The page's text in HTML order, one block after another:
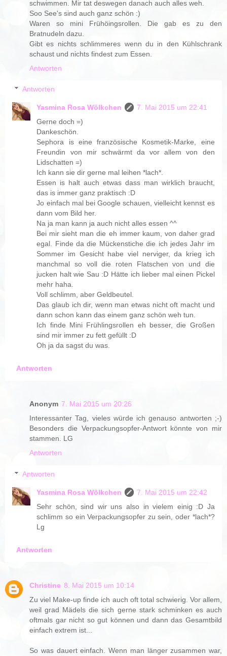
schwimmen. Mir tat deswegen danach auch alles weh.
Soo See's sind auch ganz schön :)
Waren so mini Frühöingsrollen. Die gab es zu den
Bratnudeln dazu.
Gibt es nichts schlimmeres wenn du in den Kühlschrank
schaust und nichts findest zum Essen.
Antworten
Antworten
Yasmina Rosa Wölkchen
7. Mai 2015 um 22:41
Gerne doch =)
Dankeschön.
Sephora is eine französische Kosmetik-Marke, eine
Freundin von mir schwärmt da vor allem von den
Lidschatten =)
Ich kann sie dir gerne mal leihen *lach*.
Essen is halt auch etwas dass man wirklich braucht,
das is immer ganz praktisch :D
Jo einfach mal bei Google schauen, vielleicht kennst es
dann vom Bild her.
Na ja man kann ja auch nicht alles essen ^^
Bei mir sieht man die eh immer kaum, von daher grad
egal. Finde da die Mückenstiche die ich jedes Jahr im
Sommer im Gesicht habe viel nerviger, da krieg ich
manchmal so voll die roten Flatschen von und die
jucken halt wie Sau :D Hätte ich lieber mal einen Pickel
mehr haha.
Voll schlimm, aber Geldbeutel.
Das glaub ich dir, wenn man etwas nicht oft macht und
dann schon kann das einem ganz schön weh tun.
Ich finde Mini Frühlingsrollen eh besser, die Großen
sind mir immer zu fett gefüllt :D
Oh ja da sagst du was.
Antworten
Anonym 7. Mai 2015 um 20:26
Interessanter Tag, vieles würde ich genauso antworten ;-)
Besonders die Verpackungsopfer-Antwort könnte von mir
stammen. LG
Antworten
Antworten
Yasmina Rosa Wölkchen
7. Mai 2015 um 22:42
Sehr schön, sind wir uns also in vielem einig :D Ja
schlimm so ein Verpackungsopfer zu sein, oder *lach*?
Lg
Antworten
Christine 8. Mai 2015 um 10:14
Zu viel Make-up finde ich auch oft total schwierig. Vor allem,
weil grad Mädels die sich gerne stark schminken es auch
oftmals gar nicht so gut können und dann das Gesamtbild
einfach extrem ist...
So was dauert einfach. Wenn man länger zusammen war,